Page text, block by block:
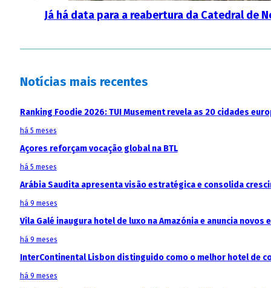
Já há data para a reabertura da Catedral de
Notícias mais recentes
Ranking Foodie 2026: TUI Musement revela as 20 cidades
há 5 meses
Açores reforçam vocação global na BTL
há 5 meses
Arábia Saudita apresenta visão estratégica e consolida
há 9 meses
Vila Galé inaugura hotel de luxo na Amazónia e anuncia
há 9 meses
InterContinental Lisbon distinguido como o melhor hotel de
há 9 meses